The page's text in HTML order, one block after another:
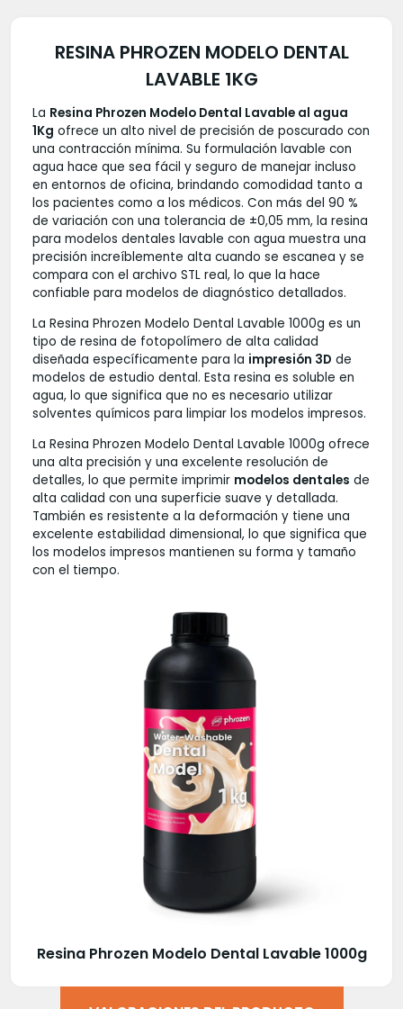
RESINA PHROZEN MODELO DENTAL
LAVABLE 1KG
La Resina Phrozen Modelo Dental Lavable al agua
1Kg ofrece un alto nivel de precisión de poscurado con
una contracción mínima. Su formulación lavable con
agua hace que sea fácil y seguro de manejar incluso
en entornos de oficina, brindando comodidad tanto a
los pacientes como a los médicos. Con más del 90 %
de variación con una tolerancia de ±0,05 mm, la resina
para modelos dentales lavable con agua muestra una
precisión increíblemente alta cuando se escanea y se
compara con el archivo STL real, lo que la hace
confiable para modelos de diagnóstico detallados.
La Resina Phrozen Modelo Dental Lavable 1000g es un
tipo de resina de fotopolímero de alta calidad
diseñada específicamente para la impresión 3D de
modelos de estudio dental. Esta resina es soluble en
agua, lo que significa que no es necesario utilizar
solventes químicos para limpiar los modelos impresos.
La Resina Phrozen Modelo Dental Lavable 1000g ofrece
una alta precisión y una excelente resolución de
detalles, lo que permite imprimir modelos dentales de
alta calidad con una superficie suave y detallada.
También es resistente a la deformación y tiene una
excelente estabilidad dimensional, lo que significa que
los modelos impresos mantienen su forma y tamaño
con el tiempo.
Resina Phrozen Modelo Dental Lavable 1000g